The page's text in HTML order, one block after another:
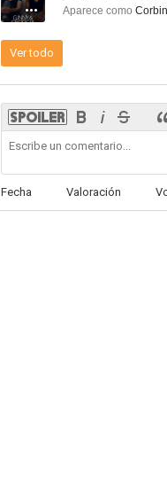
Aparece como
Ver todo
Fecha Valoración